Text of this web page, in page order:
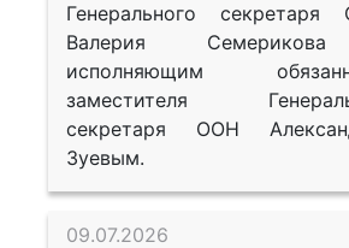
Генерального секретаря
Валерия
исполняющим
заместителя
секретаря ООН
Зуевым.
09.07.2026